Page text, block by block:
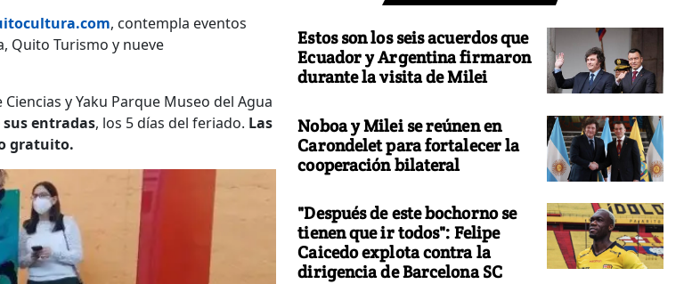
, contempla eventos
Quito Turismo y nueve
y Yaku Parque Museo del Agua
sus entradas, los 5 días del feriado. Las
gratuito.
Estos son los seis acuerdos que
Ecuador y Argentina firmaron
durante la visita de Milei
Noboa y Milei se reúnen en
Carondelet para fortalecer la
cooperación bilateral
"Después de este bochorno se
tienen que ir todos": Felipe
Caicedo explota contra la
dirigencia de Barcelona SC